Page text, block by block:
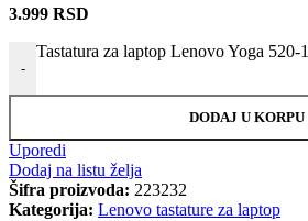
3.999 RSD
-
Tastatura za laptop Lenovo Yoga
DODAJ U KORPU
Uporedi
Dodaj na listu želja
Šifra proizvoda: 223232
Kategorija: Lenovo tastature za laptop